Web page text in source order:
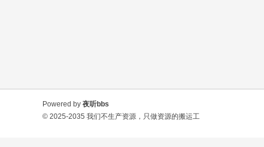
Powered by 夜听bbs
© 2025-2035 我们不生产资源，只做资源的搬运工